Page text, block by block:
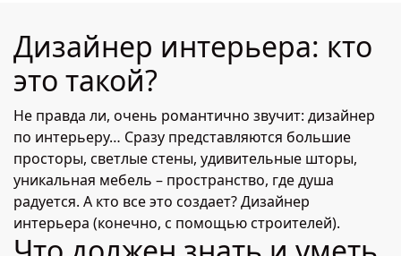
Дизайнер интерьера: кто
это такой?
Не правда ли, очень романтично звучит: дизайнер
по интерьеру… Сразу представляются большие
просторы, светлые стены, удивительные шторы,
уникальная мебель – пространство, где душа
радуется. А кто все это создает? Дизайнер
интерьера (конечно, с помощью строителей).